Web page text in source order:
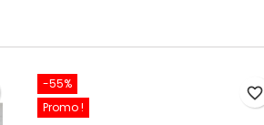
-55%
Promo !
favorite_border